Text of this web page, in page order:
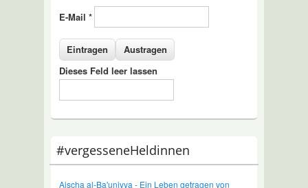
E-Mail *
Dieses Feld leer lassen
#vergesseneHeldinnen
Aischa al-Ba'uniyya - Ein Leben getragen von